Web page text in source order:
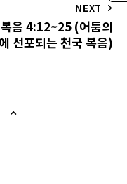
NEXT
음 4:12~25 (어둠의
선포되는 천국 복음)